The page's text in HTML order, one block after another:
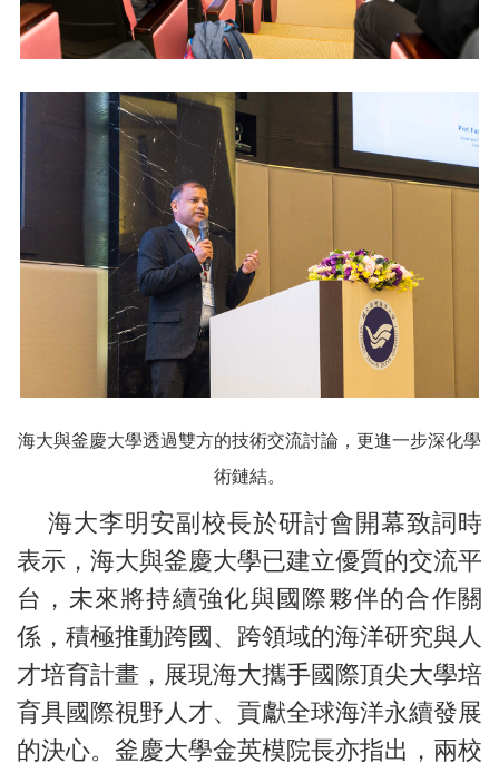
海大與釜慶大學透過雙方的技術交流討論，更進一步深化學
術鏈結。
海大李明安副校長於研討會開幕致詞時
表示，海大與釜慶大學已建立優質的交流平
台，未來將持續強化與國際夥伴的合作關
係，積極推動跨國、跨領域的海洋研究與人
才培育計畫，展現海大攜手國際頂尖大學培
育具國際視野人才、貢獻全球海洋永續發展
的決心。釜慶大學金英模院長亦指出，兩校